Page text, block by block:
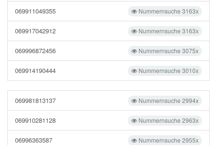
Nummernsuche 3163x
069911049355
Nummernsuche 3163x
069917042912
Nummernsuche 3075x
069996872456
Nummernsuche 3010x
069914190444
Nummernsuche 2994x
069981813137
Nummernsuche 2963x
069910281128
Nummernsuche 2955x
06996363587